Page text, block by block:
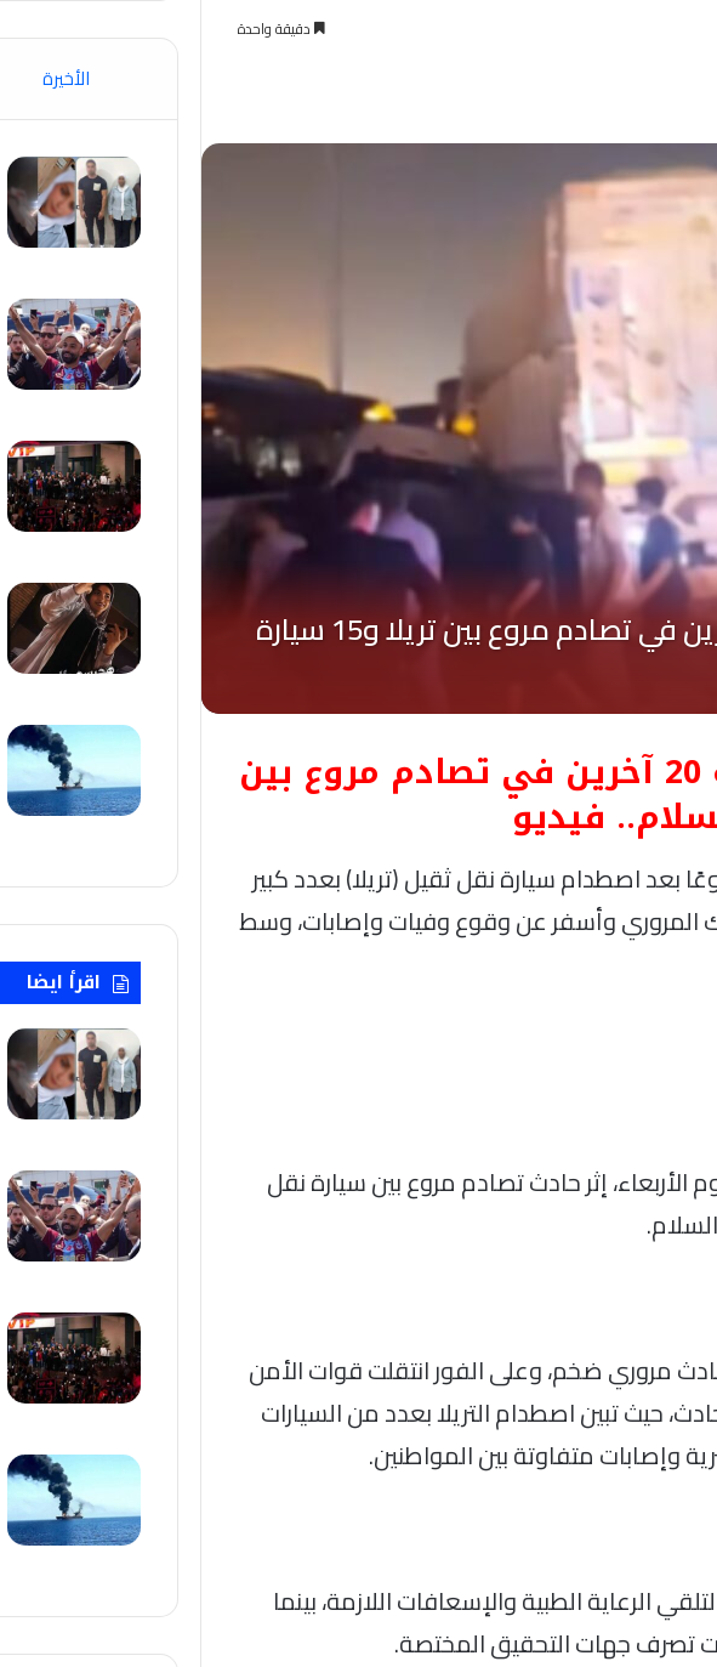
دقيقة واحدة
عاجل- وفاة شخص وإصابة 20 آخرين في تصادم مروع بين
بعد اصطدام سيارة نقل ثقيل (تريلا) بعدد كبير
المروري وأسفر عن وقوع وفيات وإصابات، وسط
20 آخرون، اليوم الأربعاء، إثر حادث تصادم مروع بين سيارة نقل
مروري ضخم، وعلى الفور انتقلت قوات الأمن
حيث تبين اصطدام التريلا بعدد من السيارات
وإصابات متفاوتة بين المواطنين.
الرعاية الطبية والإسعافات اللازمة، بينما
تصرف جهات التحقيق المختصة.
الأخيرة
اقرأ ايضا